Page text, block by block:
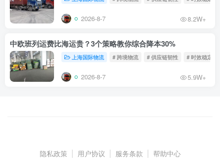
2026-8-7 8.2W+
中欧班列运费比海运贵？3个策略教你综合降本30%
上海国际物流 # 跨境物流 # 供应链韧性 # 时效稳定
2026-8-7 5.9W+
隐私政策 用户协议 服务条款 帮助中心